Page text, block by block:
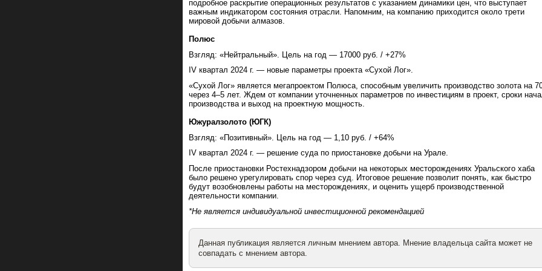
подробное раскрытие операционных результатов с указанием динамики цен, что выступает
важным индикатором состояния отрасли. Напомним, на компанию приходится около трети
мировой добычи алмазов.
Полюс
Взгляд: «Нейтральный». Цель на год — 17000 руб. / +27%
IV квартал 2024 г. — новые параметры проекта «Сухой Лог».
«Сухой Лог» является мегапроектом Полюса, способным увеличить производство золота на
через 4–5 лет. Ждем от компании уточненных параметров по инвестициям в проект, сроки
производства и выход на проектную мощность.
Южуралзолото (ЮГК)
Взгляд: «Позитивный». Цель на год — 1,10 руб. / +64%
IV квартал 2024 г. — решение суда по приостановке добычи на Урале.
После приостановки Ростехнадзором добычи на некоторых месторождениях Уральского хаба
было решено урегулировать спор через суд. Итоговое решение позволит понять, как быстро
будут возобновлены работы на месторождениях, и оценить ущерб производственной
деятельности компании.
*Не является индивидуальной инвестиционной рекомендацией
Данная публикация является личным мнением автора. Мнение владельца сайта может не
совпадать с мнением автора.